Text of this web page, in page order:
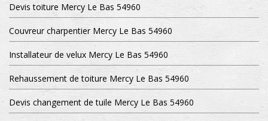
Devis toiture Mercy Le Bas 54960
Couvreur charpentier Mercy Le Bas 54960
Installateur de velux Mercy Le Bas 54960
Rehaussement de toiture Mercy Le Bas 54960
Devis changement de tuile Mercy Le Bas 54960